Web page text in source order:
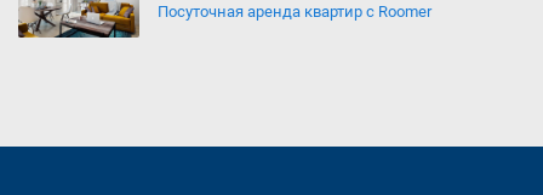
Посуточная аренда квартир с Roomer